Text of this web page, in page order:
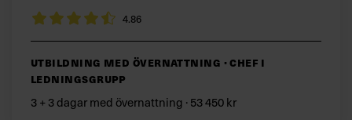
4.86
Utbildning med övernattning · Chef i
ledningsgrupp
3 + 3 dagar med övernattning · 53 450 kr